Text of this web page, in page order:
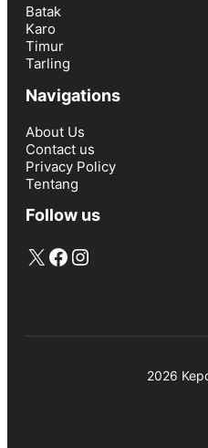
Batak
Karo
Timur
Tarling
Navigations
About Us
Contact us
Privacy Policy
Tentang
Follow us
X Facebook
Instagram
2026